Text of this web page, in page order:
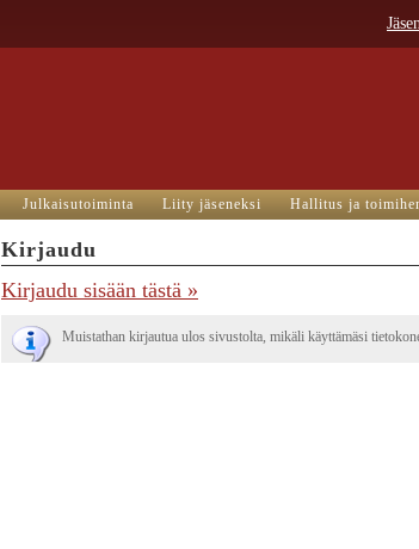
Julkaisutoiminta Liity jäseneksi Hallitus ja
Kirjaudu
Kirjaudu sisään tästä »
Muistathan kirjautua ulos sivustolta, mikäli käyttämäsi